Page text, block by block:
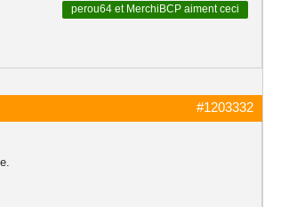
perou64 et MerchiBCP aiment ceci
#1203332